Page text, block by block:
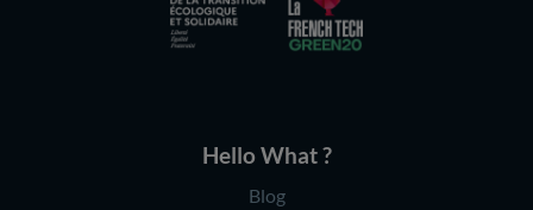
Hello What ?
Blog